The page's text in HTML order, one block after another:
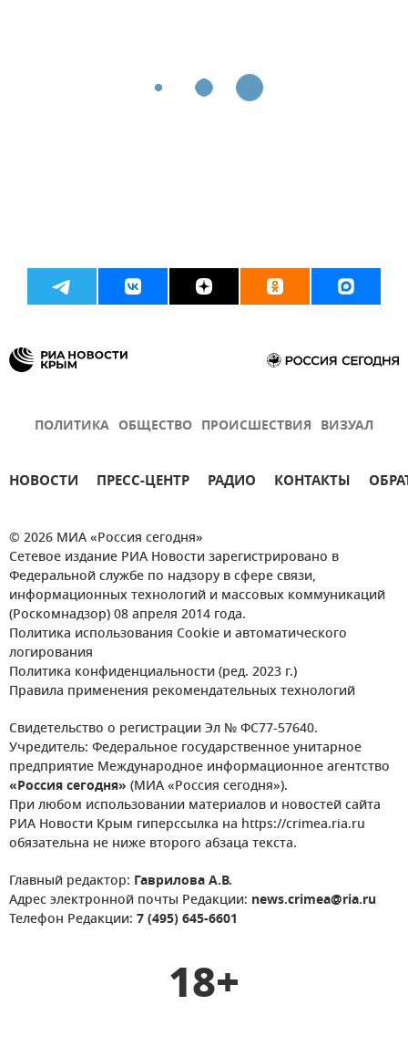
ПОЛИТИКА ОБЩЕСТВО ПРОИСШЕСТВИЯ ВИЗУАЛ
НОВОСТИ ПРЕСС-ЦЕНТР РАДИО КОНТАКТЫ
© 2026 МИА «Россия сегодня»
Сетевое издание РИА Новости зарегистрировано в
Федеральной службе по надзору в сфере связи,
информационных технологий и массовых коммуникаций
(Роскомнадзор) 08 апреля 2014 года.
Политика использования Cookie и автоматического
логирования
Политика конфиденциальности (ред. 2023 г.)
Правила применения рекомендательных технологий
Свидетельство о регистрации Эл № ФС77-57640.
Учредитель: Федеральное государственное унитарное
предприятие Международное информационное агентство
«Россия сегодня» (МИА «Россия сегодня»).
При любом использовании материалов и новостей сайта
РИА Новости Крым гиперссылка на https://crimea.ria.ru
обязательна не ниже второго абзаца текста.
Главный редактор: Гаврилова А.В.
Адрес электронной почты Редакции: news.crimea@ria.ru
Телефон Редакции: 7 (495) 645-6601
18+